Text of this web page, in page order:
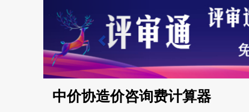
中价协造价咨询费计算器